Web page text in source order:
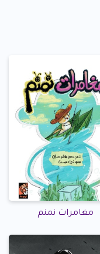
مغامرات نمنم